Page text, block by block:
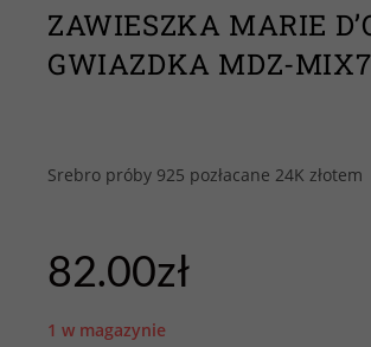
ZAWIESZKA MARIE
GWIAZDKA MDZ-MIX7
Srebro próby 925 pozłacane 24K złotem
82.00zł
1 w magazynie